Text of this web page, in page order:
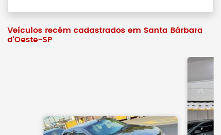
Veículos recém cadastrados em Santa Bárbara
d'Oeste-SP